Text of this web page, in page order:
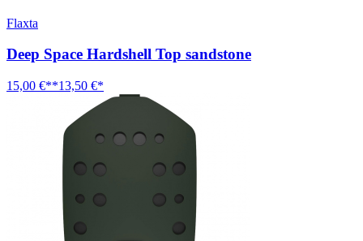
Flaxta
Deep Space Hardshell Top sandstone
15,00 €**13,50 €*